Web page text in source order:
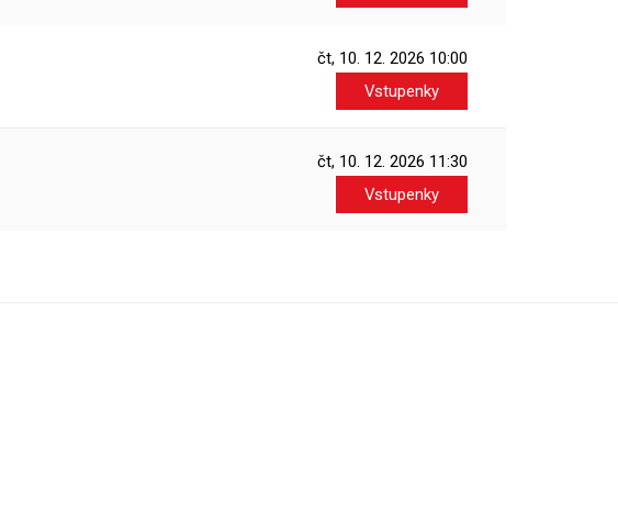
čt, 10. 12. 2026 10:00
Vstupenky
čt, 10. 12. 2026 11:30
Vstupenky